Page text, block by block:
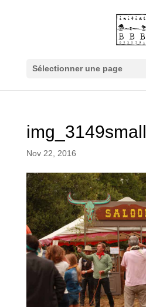
Sélectionner une page
img_3149small
Nov 22, 2016